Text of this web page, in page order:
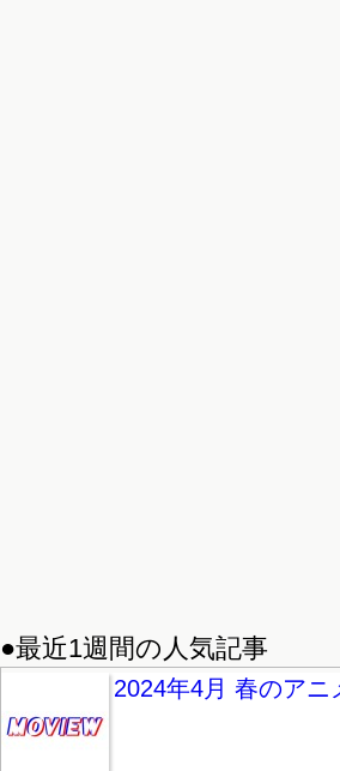
●最近1週間の人気記事
2024年4月 春のアニ